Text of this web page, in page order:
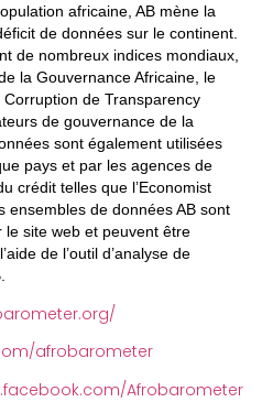
africaine, AB mène la
de données sur le continent.
de nombreux indices mondiaux,
la Gouvernance Africaine, le
de Transparency
de gouvernance de la
sont également utilisées
pays et par les agences de
crédit telles que l’Economist
ensembles de données AB sont
le site web et peuvent être
de l’outil d’analyse de
afrobarometer
Afrobarometer